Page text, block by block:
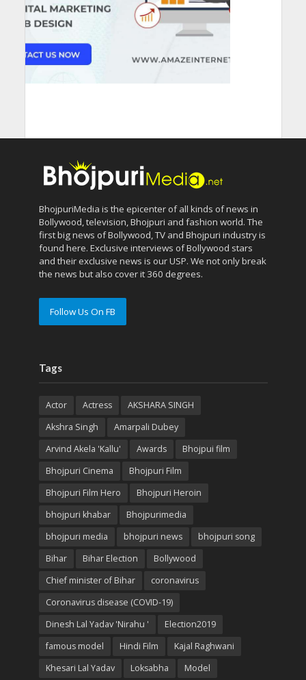
BhojpuriMedia is the epicenter of all kinds of news in
Bollywood, television, Bhojpuri and fashion world. The
first big news of Bollywood, TV and Bhojpuri industry is
found here. Exclusive interviews of Bollywood stars
and their exclusive news is our USP. We not only break
the news but also cover it 360 degrees.
Follow Us On FB
Tags
Actor Actress
AKSHARA SINGH
Akshra Singh
Amarpali Dubey
Arvind Akela 'Kallu'
Awards
Bhojpui film
Bhojpuri Cinema
Bhojpuri Film
Bhojpuri Film Hero
Bhojpuri Heroin
bhojpuri khabar
Bhojpurimedia
bhojpuri media
bhojpuri news
bhojpuri song
Bihar
Bihar Election
Bollywood
Chief minister of Bihar
coronavirus
Coronavirus disease (COVID-19)
Dinesh Lal Yadav 'Nirahu '
Election2019
famous model
Hindi Film
Kajal Raghwani
Khesari Lal Yadav
Loksabha Model